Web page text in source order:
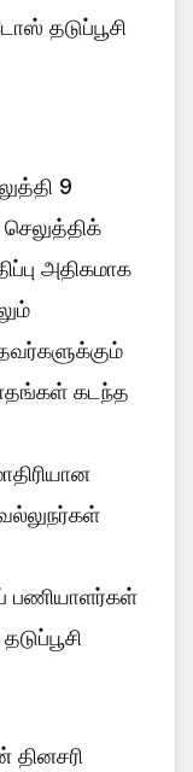
தடுப்பூசி
9
அதிகமாக
கடந்த
வல்லுநர்கள்
பணியாளர்கள்
தினசரி